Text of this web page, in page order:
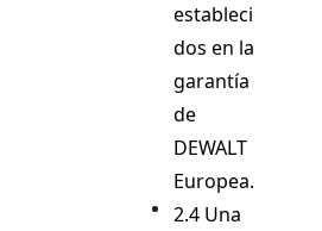
estableci
dos en la
garantía
de
DEWALT
Europea.
2.4 Una